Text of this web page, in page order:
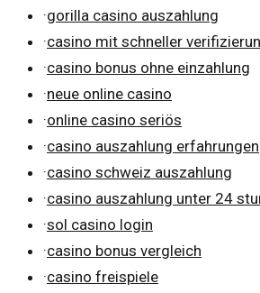
·gorilla casino auszahlung
·casino mit schneller
·casino bonus ohne einzahlung
·neue online casino
·online casino seriös
·casino auszahlung erfahrungen
·casino schweiz auszahlung
·casino auszahlung unter 24
·sol casino login
·casino bonus vergleich
·casino freispiele